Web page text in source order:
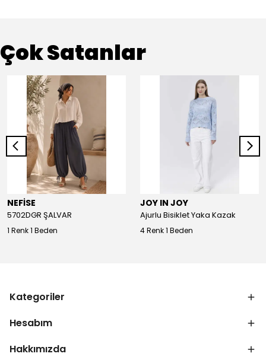
Çok Satanlar
NEFİSE
5702DGR ŞALVAR
1 Renk 1 Beden
JOY IN JOY
Ajurlu Bisiklet Yaka Kazak
4 Renk 1 Beden
Kategoriler
Hesabım
Hakkımızda